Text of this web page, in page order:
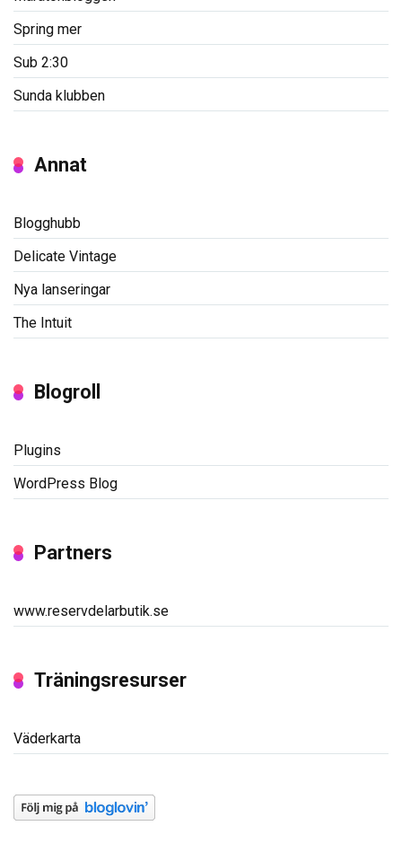
Spring mer
Sub 2:30
Sunda klubben
Annat
Blogghubb
Delicate Vintage
Nya lanseringar
The Intuit
Blogroll
Plugins
WordPress Blog
Partners
www.reservdelarbutik.se
Träningsresurser
Väderkarta